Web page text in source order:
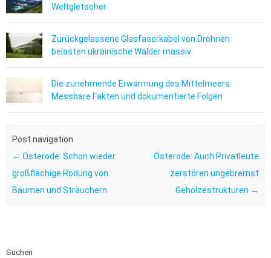
Weltgletscher
Zurückgelassene Glasfaserkabel von Drohnen
belasten ukrainische Wälder massiv
Die zunehmende Erwärmung des Mittelmeers:
Messbare Fakten und dokumentierte Folgen
Post navigation
← Osterode: Schon wieder
großflächige Rodung von
Bäumen und Sträuchern
Osterode: Auch Privatleute
zerstören ungebremst
Gehölzestrukturen →
Suchen